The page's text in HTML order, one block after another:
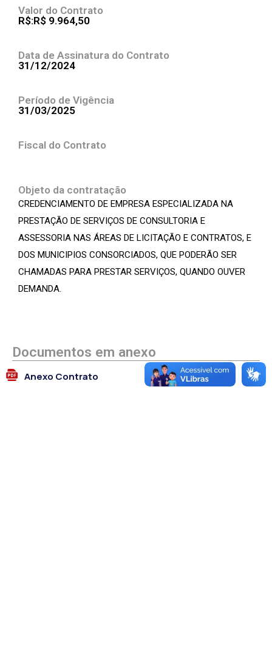
Valor do Contrato
R$:R$ 9.964,50
Data de Assinatura do Contrato
31/12/2024
Período de Vigência
31/03/2025
Fiscal do Contrato
Objeto da contratação
CREDENCIAMENTO DE EMPRESA ESPECIALIZADA NA
PRESTAÇÃO DE SERVIÇOS DE CONSULTORIA E
ASSESSORIA NAS ÁREAS DE LICITAÇÃO E CONTRATOS, E
DOS MUNICIPIOS CONSORCIADOS, QUE PODERÃO SER
CHAMADAS PARA PRESTAR SERVIÇOS, QUANDO OUVER
DEMANDA.
Documentos em anexo
Anexo Contrato